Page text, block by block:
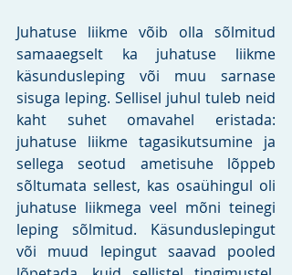
Juhatuse liikme võib olla sõlmitud
samaaegselt ka juhatuse liikme
käsundusleping või muu sarnase
sisuga leping. Sellisel juhul tuleb neid
kaht suhet omavahel eristada:
juhatuse liikme tagasikutsumine ja
sellega seotud ametisuhe lõppeb
sõltumata sellest, kas osaühingul oli
juhatuse liikmega veel mõni teinegi
leping sõlmitud. Käsunduslepingut
või muud lepingut saavad pooled